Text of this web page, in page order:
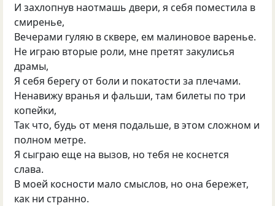
И захлопнув наотмашь двери, я себя поместила в
смиренье,
Вечерами гуляю в сквере, ем малиновое варенье.
Не играю вторые роли, мне претят закулисья
драмы,
Я себя берегу от боли и покатости за плечами.
Ненавижу вранья и фальши, там билеты по три
копейки,
Так что, будь от меня подальше, в этом сложном и
полном метре.
Я сыграю еще на вызов, но тебя не коснется
слава.
В моей косности мало смыслов, но она бережет,
как ни странно.